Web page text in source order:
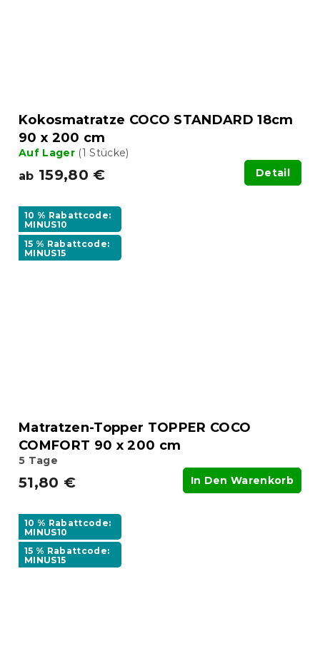
Kokosmatratze COCO STANDARD 18cm
90 x 200 cm
Auf Lager (1 Stücke)
ab 159,80 € Detail
10 % Rabattcode:
MINUS10
15 % Rabattcode:
MINUS15
Matratzen-Topper TOPPER COCO
COMFORT 90 x 200 cm
5 Tage
51,80 € In Den Warenkorb
10 % Rabattcode:
MINUS10
15 % Rabattcode:
MINUS15